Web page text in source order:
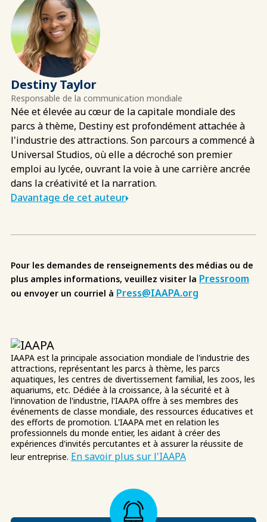
Destiny Taylor
Responsable de la communication mondiale
Née et élevée au cœur de la capitale mondiale des
parcs à thème, Destiny est profondément attachée à
l'industrie des attractions. Son parcours a commencé à
Universal Studios, où elle a décroché son premier
emploi au lycée, ouvrant la voie à une carrière ancrée
dans la créativité et la narration.
Davantage de cet auteur
Pour les demandes de renseignements des médias ou de
plus amples informations, veuillez visiter la Pressroom
ou envoyer un courriel à Press@IAAPA.org
IAAPA est la principale association mondiale de l'industrie des
attractions, représentant les parcs à thème, les parcs
aquatiques, les centres de divertissement familial, les zoos, les
aquariums, etc. Dédiée à la croissance, à la sécurité et à
l'innovation de l'industrie, l'IAAPA offre à ses membres des
événements de classe mondiale, des ressources éducatives et
des efforts de promotion. L'IAAPA met en relation les
professionnels du monde entier, les aidant à créer des
expériences d'invités percutantes et à assurer la réussite de
leur entreprise. En savoir plus sur l'IAAPA